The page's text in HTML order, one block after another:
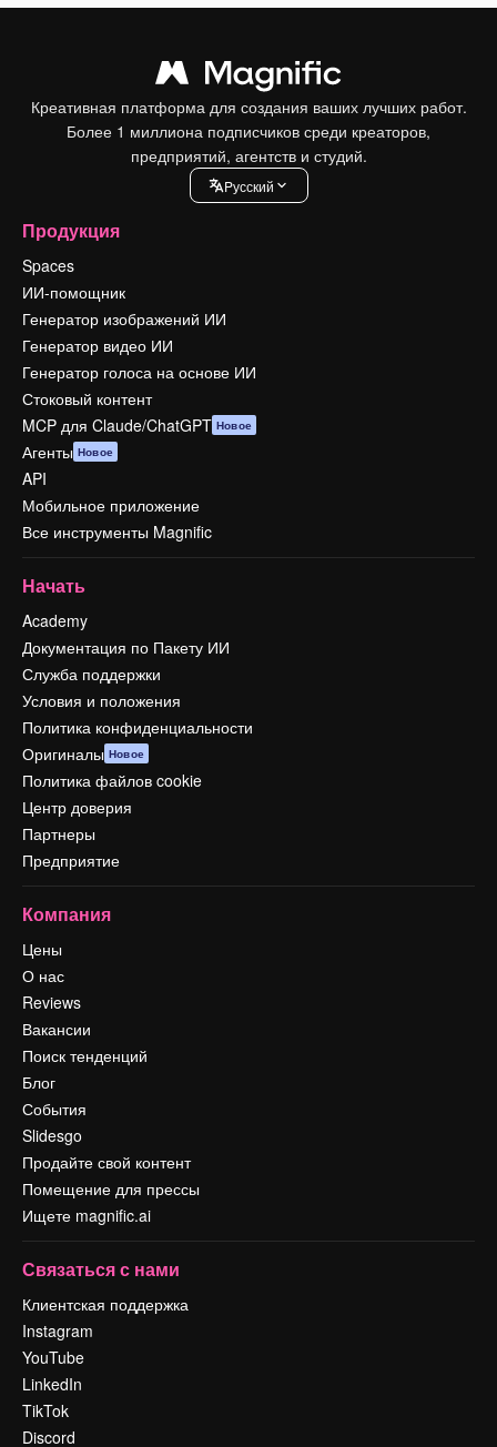
Креативная платформа для создания ваших лучших работ.
Более 1 миллиона подписчиков среди креаторов,
предприятий, агентств и студий.
Pусский
Продукция
Spaces
ИИ-помощник
Генератор изображений ИИ
Генератор видео ИИ
Генератор голоса на основе ИИ
Стоковый контент
MCP для Claude/ChatGPT Новое
Агенты Новое
API
Мобильное приложение
Все инструменты Magnific
Начать
Academy
Документация по Пакету ИИ
Служба поддержки
Условия и положения
Политика конфиденциальности
Оригиналы Новое
Политика файлов cookie
Центр доверия
Партнеры
Предприятие
Компания
Цены
О нас
Reviews
Вакансии
Поиск тенденций
Блог
События
Slidesgo
Продайте свой контент
Помещение для прессы
Ищете magnific.ai
Связаться с нами
Клиентская поддержка
Instagram
YouTube
LinkedIn
TikTok
Discord